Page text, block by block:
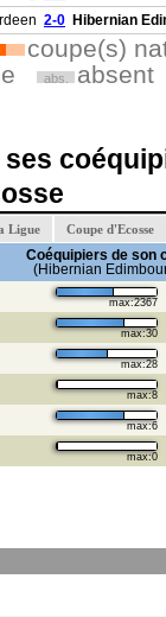
2-0 Hibernian
coupe(s)
abs. absent
Ligue Coupe d'Ecosse
Coéquipiers de son
(Hibernian
max:2367
max:30
max:28
max:8
max:6
max:0